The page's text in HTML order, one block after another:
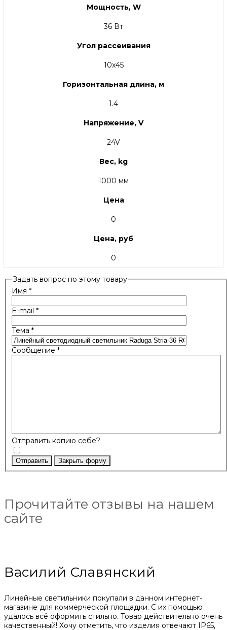
Мощность, W
36 Вт
Угол рассеивания
10x45
Горизонтальная длина, м
1.4
Напряжение, V
24V
Вес, kg
1000 мм
Цена
0
Цена, руб
0
Задать вопрос по этому товару
Имя *
E-mail *
Тема *
Сообщение *
Отправить копию себе?
Отправить Закрыть форму
Прочитайте отзывы на нашем
сайте
Василий Славянский
Линейные светильники покупали в данном интернет-
магазине для коммерческой площадки. С их помощью
удалось всё оформить стильно. Товар действительно очень
качественный! Хочу отметить, что изделия отвечают IP65,